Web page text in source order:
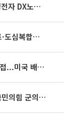
3445억 자사주 지급 마쳤는데...삼성전자 DX노조, 뒤늦은 '떼쓰기 집회'
영끌 '주택공급' 대책 임박⋯비아파트·도심복합까지 총동원
이란 “호르무즈 새 항로 합의 매우 근접...미국 배상 먼저”
우성빈 기장군수 ‘유튜브 정치’에…국민의힘 군의원들 집단 반발